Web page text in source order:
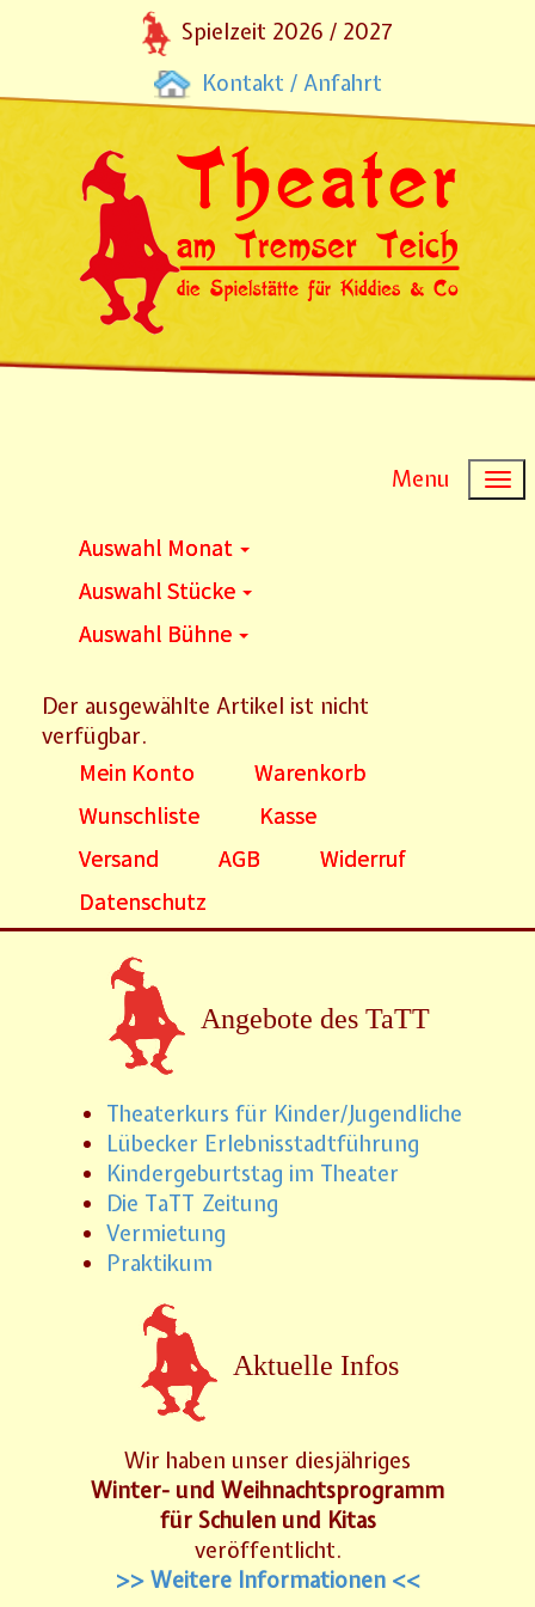
Spielzeit 2026 / 2027
Kontakt / Anfahrt
Menu
Auswahl Monat
Auswahl Stücke
Auswahl Bühne
Der ausgewählte Artikel ist nicht
verfügbar.
Mein Konto
Warenkorb
Wunschliste
Kasse
Versand
AGB
Widerruf
Datenschutz
Angebote des TaTT
Theaterkurs für Kinder/Jugendliche
Lübecker Erlebnisstadtführung
Kindergeburtstag im Theater
Die TaTT Zeitung
Vermietung
Praktikum
Aktuelle Infos
Wir haben unser diesjähriges
Winter- und Weihnachtsprogramm
für Schulen und Kitas
veröffentlicht.
>> Weitere Informationen <<